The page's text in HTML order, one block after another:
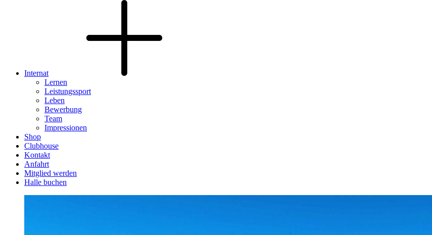
Internat
Lernen
Leistungssport
Leben
Bewerbung
Team
Impressionen
Shop
Clubhouse
Kontakt
Anfahrt
Mitglied werden
Halle buchen